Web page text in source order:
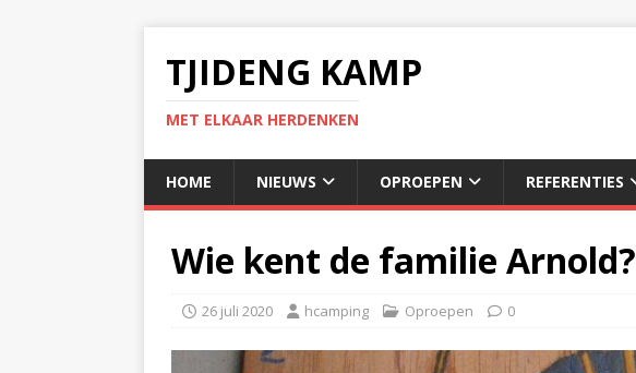
TJIDENG KAMP
MET ELKAAR HERDENKEN
HOME NIEUWS OPROEPEN REFERENTIES
Wie kent de familie Arnold?
26 juli 2020 hcamping Oproepen 0